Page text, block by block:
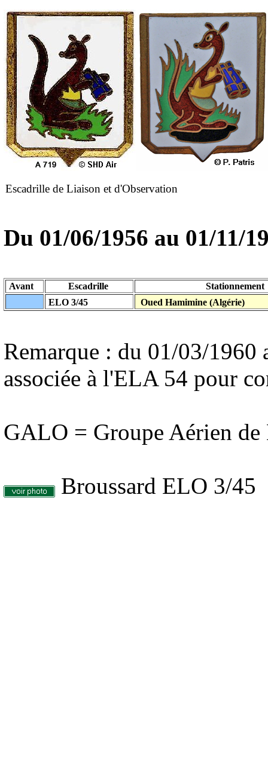
Escadrille de Liaison et d'Observation
Du 01/06/1956 au 01/11/
Avant Escadrille
Stationnement
ELO 3/45
Oued Hamimine (Algérie)
Remarque : du 01/03/
associée à l'ELA 54 pour
GALO = Groupe Aérien
Broussard ELO 3/45